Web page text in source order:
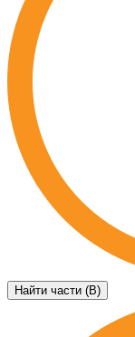
Найти части (B)